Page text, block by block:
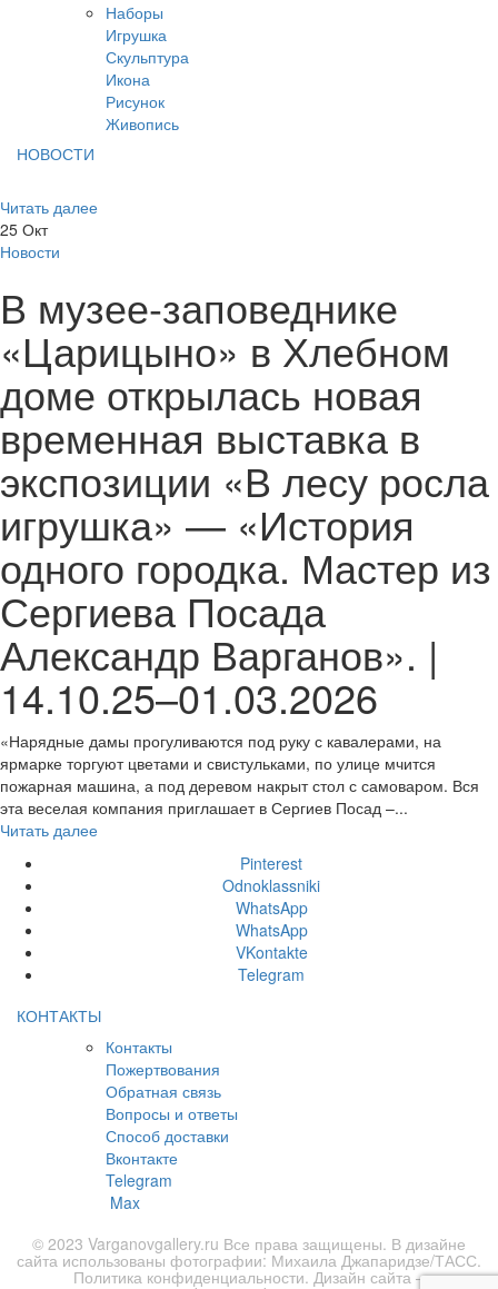
Наборы
Игрушка
Скульптура
Икона
Рисунок
Живопись
НОВОСТИ
Читать далее
25 Окт
Новости
В музее-заповеднике
«Царицыно» в Хлебном
доме открылась новая
временная выставка в
экспозиции «В лесу росла
игрушка» — «История
одного городка. Мастер из
Сергиева Посада
Александр Варганов». |
14.10.25–01.03.2026
«Нарядные дамы прогуливаются под руку с кавалерами, на
ярмарке торгуют цветами и свистульками, по улице мчится
пожарная машина, а под деревом накрыт стол с самоваром. Вся
эта веселая компания приглашает в Сергиев Посад –...
Читать далее
Pinterest
Odnoklassniki
WhatsApp
WhatsApp
VKontakte
Telegram
КОНТАКТЫ
Контакты
Пожертвования
Обратная связь
Вопросы и ответы
Способ доставки
Вконтакте
Telegram
Max
© 2023 Varganovgallery.ru Все права защищены. В дизайне
сайта использованы фотографии: Михаила Джапаридзе/ТАСС.
Политика конфиденциальности. Дизайн сайта –